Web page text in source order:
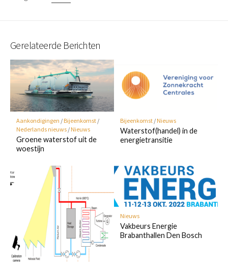
Gerelateerde Berichten
Aankondigingen / Bijeenkomst/
Nederlands nieuws/ Nieuws
Groene waterstof uit de
woestijn
Bijeenkomst/ Nieuws
Waterstof(handel) in de
energietransitie
Nieuws
Vakbeurs Energie
Brabanthallen Den Bosch